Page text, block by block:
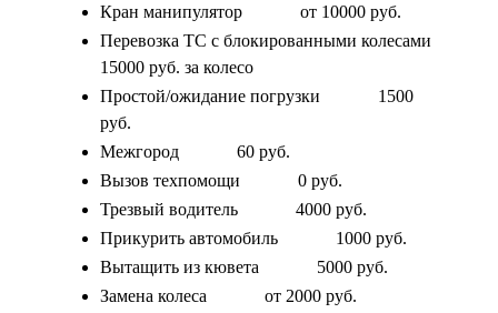
Кран манипулятор
от 10000 руб.
Перевозка ТС с блокированными колесами
15000 руб. за колесо
Простой/ожидание погрузки
1500
руб.
Межгород
60 руб.
Вызов техпомощи
0 руб.
Трезвый водитель
4000 руб.
Прикурить автомобиль
1000 руб.
Вытащить из кювета
5000 руб.
Замена колеса
от 2000 руб.